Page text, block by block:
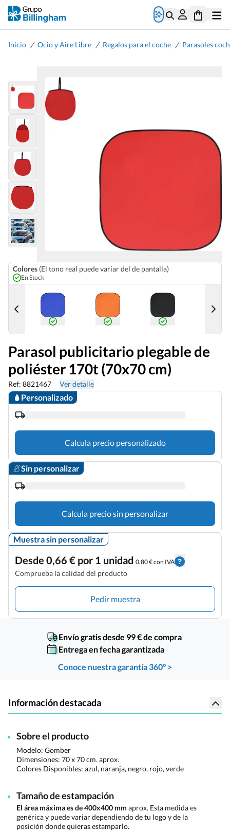
Inicio / Ocio y Aire Libre / Regalos para el coche / Parasoles
Colores (El tono real puede variar del de pantalla)
En Stock
Parasol publicitario plegable de
poliéster 170t (70x70 cm)
Ref: 8821467 Ver detalle
Personalizado
Calcula precio personalizado
Sin personalizar
Calcula precio sin personalizar
Muestra sin personalizar
Desde 0,66 € por 1 unidad 0,80 € con IVA
Comprueba la calidad del producto
Pedir muestra
Envío gratis desde 99 € de compra
Entrega en fecha garantizada
Conoce nuestra garantía 360° >
Información destacada
Sobre el producto
Modelo: Gomber
Dimensiones: 70 x 70 cm. aprox.
Colores Disponibles: azul, naranja, negro, rojo, verde
Tamaño de estampación
El área máxima es de 400x400 mm aprox. Esta medida es
genérica y puede variar dependiendo de tu logo y de la
posición donde quieras estamparlo.